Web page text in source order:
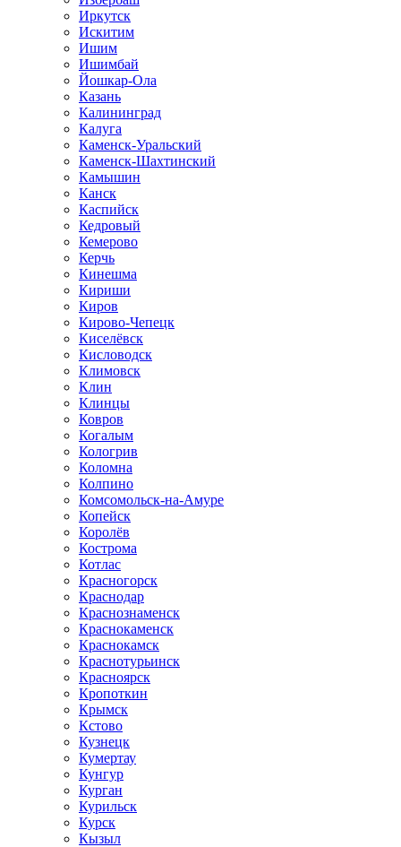
Иркутск
Искитим
Ишим
Ишимбай
Йошкар-Ола
Казань
Калининград
Калуга
Каменск-Уральский
Каменск-Шахтинский
Камышин
Канск
Каспийск
Кедровый
Кемерово
Керчь
Кинешма
Кириши
Киров
Кирово-Чепецк
Киселёвск
Кисловодск
Климовск
Клин
Клинцы
Ковров
Когалым
Кологрив
Коломна
Колпино
Комсомольск-на-Амуре
Копейск
Королёв
Кострома
Котлас
Красногорск
Краснодар
Краснознаменск
Краснокаменск
Краснокамск
Краснотурьинск
Красноярск
Кропоткин
Крымск
Кстово
Кузнецк
Кумертау
Кунгур
Курган
Курильск
Курск
Кызыл